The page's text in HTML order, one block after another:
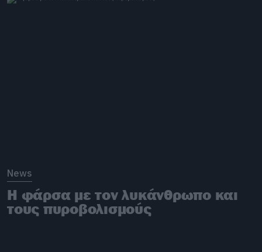
News
Η φάρσα με τον λυκάνθρωπο και
τους πυροβολισμούς